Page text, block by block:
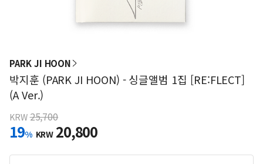
PARK JI HOON
박지훈 (PARK JI HOON) - 싱글앨범 1집 [RE:FLECT]
(A Ver.)
KRW 25,700
19% KRW 20,800